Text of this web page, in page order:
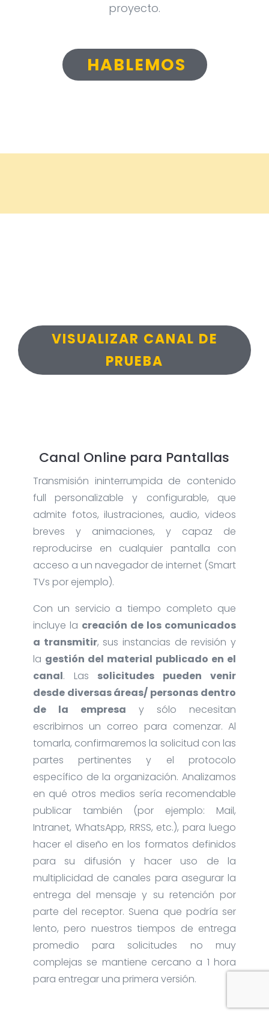
proyecto.
HABLEMOS
VISUALIZAR CANAL DE
PRUEBA
Canal Online para Pantallas
Transmisión ininterrumpida de contenido
full personalizable y configurable, que
admite fotos, ilustraciones, audio, videos
breves y animaciones, y capaz de
reproducirse en cualquier pantalla con
acceso a un navegador de internet (Smart
TVs por ejemplo).
Con un servicio a tiempo completo que
incluye la creación de los comunicados
a transmitir, sus instancias de revisión y
la gestión del material publicado en el
canal. Las solicitudes pueden venir
desde diversas áreas/ personas dentro
de la empresa y sólo necesitan
escribirnos un correo para comenzar. Al
tomarla, confirmaremos la solicitud con las
partes pertinentes y el protocolo
específico de la organización. Analizamos
en qué otros medios sería recomendable
publicar también (por ejemplo: Mail,
Intranet, WhatsApp, RRSS, etc.), para luego
hacer el diseño en los formatos definidos
para su difusión y hacer uso de la
multiplicidad de canales para asegurar la
entrega del mensaje y su retención por
parte del receptor. Suena que podría ser
lento, pero nuestros tiempos de entrega
promedio para solicitudes no muy
complejas se mantiene cercano a 1 hora
para entregar una primera versión.